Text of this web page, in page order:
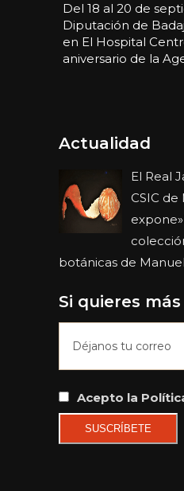
Del 18 al 20 de
Diputación de
en El Hospital
aniversario de la
Actualidad
El Real
CSIC de
botánicas de
Si quieres
Acepto la